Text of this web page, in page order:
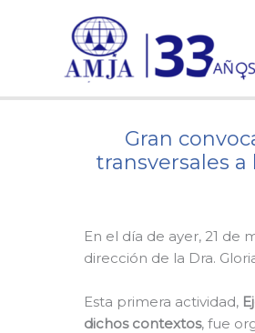
Gran
transversales
En el día de ayer, 21 de
dirección de la Dra.
Esta primera actividad,
dichos contextos, fue